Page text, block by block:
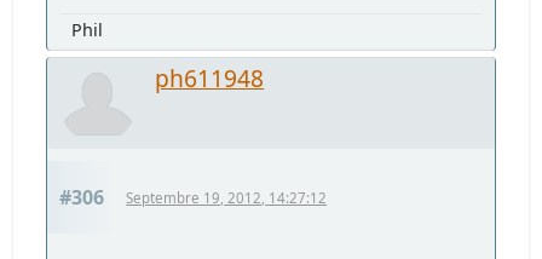
Phil
ph611948
#306 Septembre 19, 2012, 14:27:12